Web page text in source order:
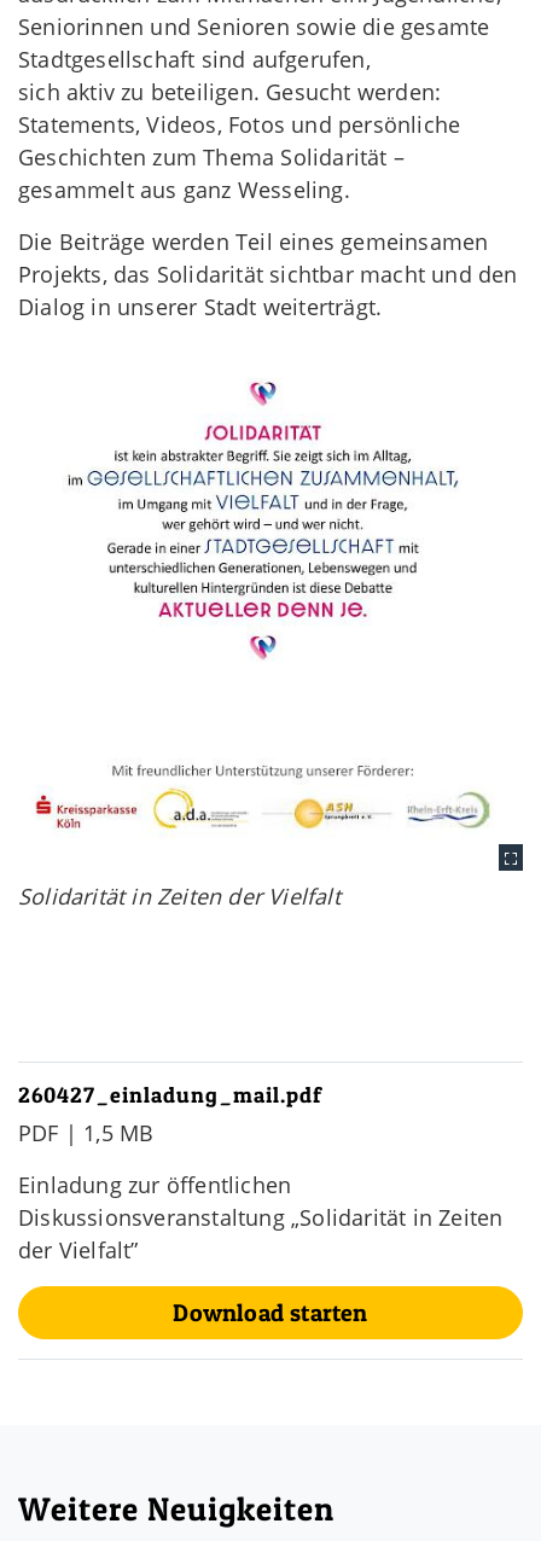
Seniorinnen und Senioren sowie die gesamte
Stadtgesellschaft sind aufgerufen,
sich aktiv zu beteiligen. Gesucht werden:
Statements, Videos, Fotos und persönliche
Geschichten zum Thema Solidarität –
gesammelt aus ganz Wesseling.
Die Beiträge werden Teil eines gemeinsamen
Projekts, das Solidarität sichtbar macht und den
Dialog in unserer Stadt weiterträgt.
Solidarität in Zeiten der Vielfalt
260427_einladung_mail.pdf
PDF | 1,5 MB
Einladung zur öffentlichen
Diskussionsveranstaltung „Solidarität in Zeiten
der Vielfalt”
Download starten
Weitere Neuigkeiten